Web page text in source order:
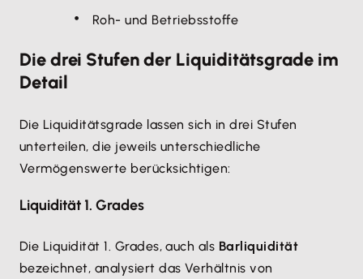
Roh- und Betriebsstoffe
Die drei Stufen der Liquiditätsgrade im
Detail
Die Liquiditätsgrade lassen sich in drei Stufen
unterteilen, die jeweils unterschiedliche
Vermögenswerte berücksichtigen:
Liquidität 1. Grades
Die Liquidität 1. Grades, auch als Barliquidität
bezeichnet, analysiert das Verhältnis von